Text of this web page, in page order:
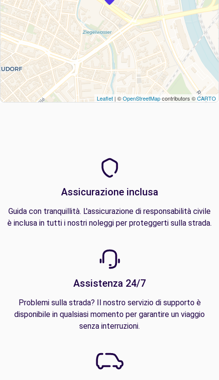
Leaflet | ©OpenStreetMapcontributors ©CARTO
Assicurazione inclusa
Guida con tranquillità. L'assicurazione di responsabilità civile
è inclusa in tutti i nostri noleggi per proteggerti sulla strada.
Assistenza 24/7
Problemi sulla strada? Il nostro servizio di supporto è
disponibile in qualsiasi momento per garantire un viaggio
senza interruzioni.